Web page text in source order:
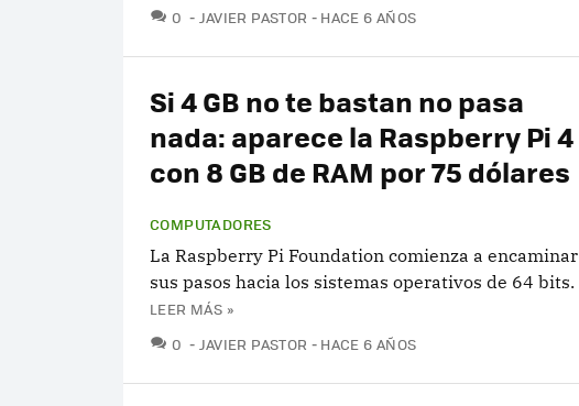
0 COMENTARIOS
JAVIER PASTOR HACE 6 AÑOS
Si 4 GB no te bastan no pasa
nada: aparece la Raspberry Pi 4
con 8 GB de RAM por 75 dólares
COMPUTADORES
La Raspberry Pi Foundation comienza a encaminar
sus pasos hacia los sistemas operativos de 64 bits.
LEER MÁS »
0 COMENTARIOS
JAVIER PASTOR HACE 6 AÑOS